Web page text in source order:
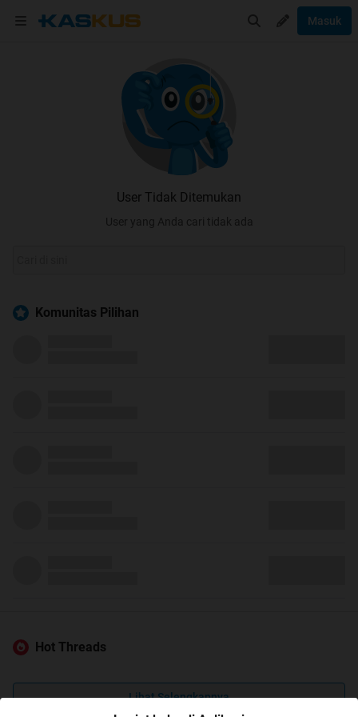
Masuk
User Tidak Ditemukan
User yang Anda cari tidak ada
Komunitas Pilihan
Hot Threads
Lihat Selengkapnya